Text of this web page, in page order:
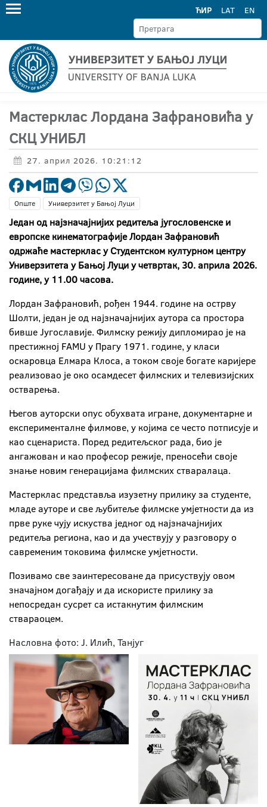
ЋИР LAT EN
Мастерклас Лордана Зафрановића у
СКЦ УНИБЛ
27. април 2026. 10:21:12
Опште Универзитет у Бањој Луци
Један од најзначајнијих редитеља југословенске и
европске кинематографије Лордан Зафрановић
одржаће мастерклас у Студентском културном центру
Универзитета у Бањој Луци у четвртак, 30. априла 2026.
године, у 11.00 часова.
Лордан Зафрановић, рођен 1944. године на острву
Шолти, један је од најзначајнијих аутора са простора
бивше Југославије. Филмску режију дипломирао је на
престижној FAMU у Прагу 1971. године, у класи
оскаровца Елмарa Клосa, а током своје богате каријере
реализовао је око осамдесет филмских и телевизијских
остварења.
Његов ауторски опус обухвата игране, документарне и
експерименталне филмове, у којима се често потписује и
као сценариста. Поред редитељског рада, био је
ангажован и као професор режије, преносећи своје
знање новим генерацијама филмских стваралаца.
Мастерклас представља изузетну прилику за студенте,
младе ауторе и све љубитеље филмске умјетности да из
прве руке чују искуства једног од најзначајнијих
редитеља региона, као и да учествују у разговору о
савременим токовима филмске умјетности.
Позивамо све заинтересоване да присуствују овом
значајном догађају и да искористе прилику за
непосредан сусрет са истакнутим филмским
ствараоцем.
Насловна фото: Ј. Илић, Танјуг